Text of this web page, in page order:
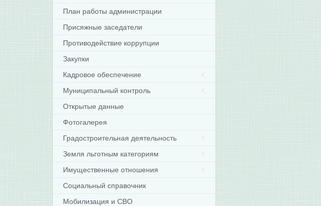
План работы администрации
Присяжные заседатели
Противодействие коррупции
Закупки
Кадровое обеспечение
Муниципальный контроль
Открытые данные
Фотогалерея
Градостроительная деятельность
Земля льготным категориям
Имущественные отношения
Социальный справочник
Мобилизация и СВО